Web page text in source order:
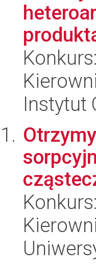
Konkurs:
Instytut
Konkurs: